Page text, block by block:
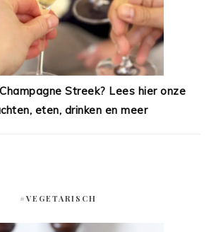
Streek? Lees hier onze
eten, drinken en meer
#VEGETARISCH